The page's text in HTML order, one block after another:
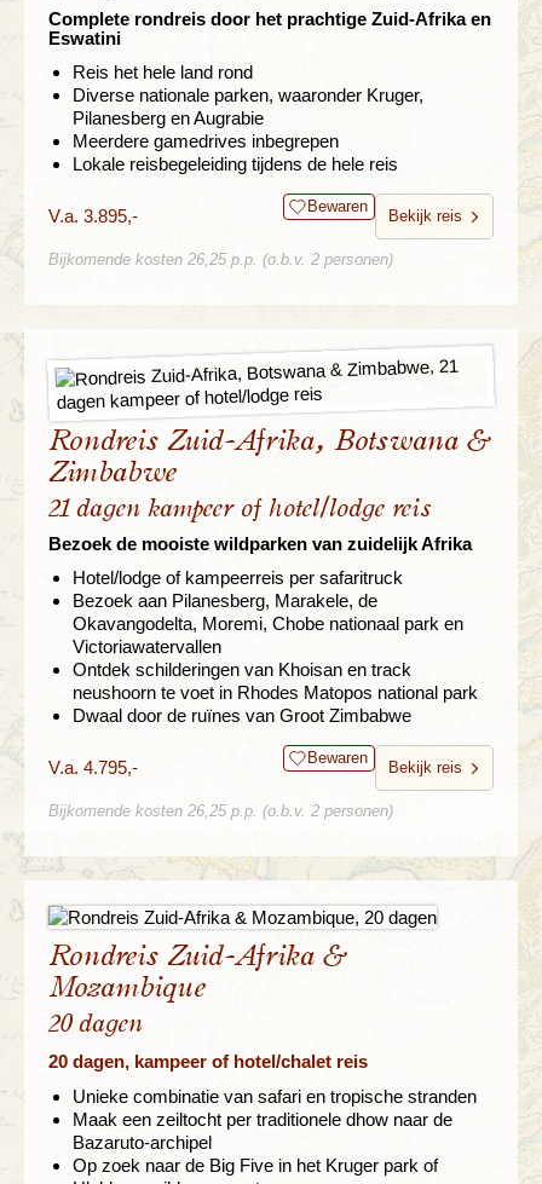
Complete rondreis door het prachtige Zuid-Afrika en
Eswatini
Reis het hele land rond
Diverse nationale parken, waaronder Kruger,
Pilanesberg en Augrabie
Meerdere gamedrives inbegrepen
Lokale reisbegeleiding tijdens de hele reis
V.a. 3.895,- Bewaren
Bekijk reis
Bijkomende kosten 26,25 p.p. (o.b.v. 2 personen)
Rondreis Zuid-Afrika, Botswana &
Zimbabwe
21 dagen kampeer of hotel/lodge reis
Bezoek de mooiste wildparken van zuidelijk Afrika
Hotel/lodge of kampeerreis per safaritruck
Bezoek aan Pilanesberg, Marakele, de
Okavangodelta, Moremi, Chobe nationaal park en
Victoriawatervallen
Ontdek schilderingen van Khoisan en track
neushoorn te voet in Rhodes Matopos national park
Dwaal door de ruïnes van Groot Zimbabwe
V.a. 4.795,- Bewaren
Bekijk reis
Bijkomende kosten 26,25 p.p. (o.b.v. 2 personen)
Rondreis Zuid-Afrika &
Mozambique
20 dagen
20 dagen, kampeer of hotel/chalet reis
Unieke combinatie van safari en tropische stranden
Maak een zeiltocht per traditionele dhow naar de
Bazaruto-archipel
Op zoek naar de Big Five in het Kruger park of